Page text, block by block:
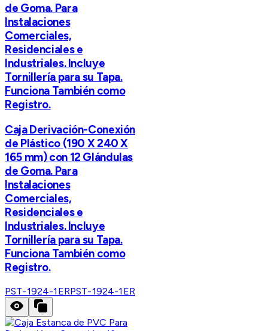
de Goma. Para
Instalaciones
Comerciales,
Residenciales e
Industriales. Incluye
Tornillería para su Tapa.
Funciona También como
Registro.
Caja Derivación-Conexión
de Plástico (190 X 240 X
165 mm) con 12 Glándulas
de Goma. Para
Instalaciones
Comerciales,
Residenciales e
Industriales. Incluye
Tornillería para su Tapa.
Funciona También como
Registro.
PST-1924-1ERPST-1924-1ER